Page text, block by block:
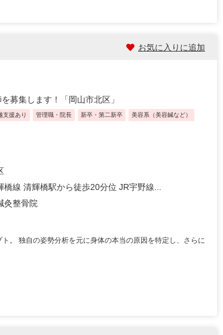
お気に入りに追加
募集します！「岡山市北区」
支援あり 管理職・院長 新卒・第二新卒 美容系（美容鍼など）
橋線 清輝橋駅から徒歩20分位 JR宇野線...
灸整骨院
。 独自の姿勢分析を元に身体の本当の原因を特定し、さらに